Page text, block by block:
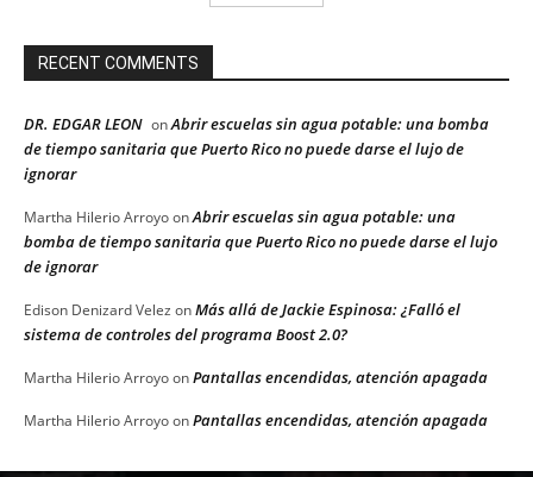
RECENT COMMENTS
DR. EDGAR LEON onAbrir escuelas sin agua potable: una bomba
de tiempo sanitaria que Puerto Rico no puede darse el lujo de
ignorar
Martha Hilerio ArroyoonAbrir escuelas sin agua potable: una
bomba de tiempo sanitaria que Puerto Rico no puede darse el lujo
de ignorar
Edison Denizard Velez onMás allá de Jackie Espinosa: ¿Falló el
sistema de controles del programa Boost 2.0?
Martha Hilerio ArroyoonPantallas encendidas, atención apagada
Martha Hilerio ArroyoonPantallas encendidas, atención apagada